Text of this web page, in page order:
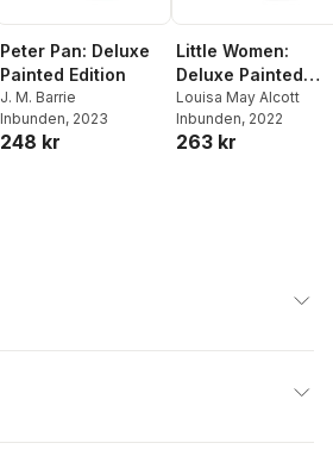
Peter Pan: Deluxe
Painted Edition
J. M. Barrie
Inbunden, 2023
248 kr
Little Women:
Deluxe Painted
Edition
Louisa May Alcott
Inbunden, 2022
263 kr